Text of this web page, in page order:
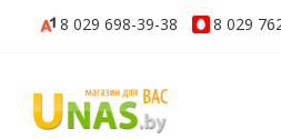
8 029 698-39-38 8 029